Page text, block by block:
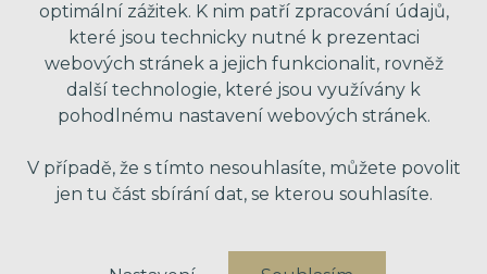
optimální zážitek. K nim patří zpracování údajů,
které jsou technicky nutné k prezentaci
webových stránek a jejich funkcionalit, rovněž
další technologie, které jsou využívány k
pohodlnému nastavení webových stránek.
V případě, že s tímto nesouhlasíte, můžete povolit
jen tu část sbírání dat, se kterou souhlasíte.